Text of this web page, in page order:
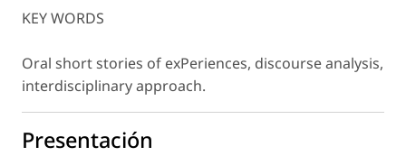
KEY WORDS
Oral short stories of exPeriences, discourse analysis,
interdisciplinary approach.
Presentación